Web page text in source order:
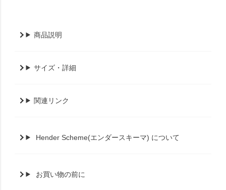
商品説明
サイズ・詳細
関連リンク
Hender Scheme(エンダースキーマ) について
お買い物の前に